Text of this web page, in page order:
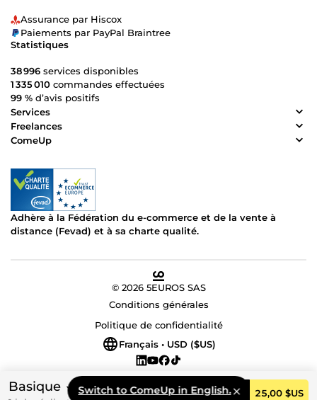
Basique Commander 25,00 $US
Switch to ComeUp in English.
Assurance par Hiscox
Paiements par PayPal Braintree
Statistiques
38 996 services disponibles
1 335 010 commandes effectuées
99 % d’avis positifs
Services
Freelances
ComeUp
Adhère à la Fédération du e-commerce et de la vente à
distance (Fevad) et à sa charte qualité.
© 2026 5EUROS SAS
Conditions générales
Politique de confidentialité
Français • USD ($US)